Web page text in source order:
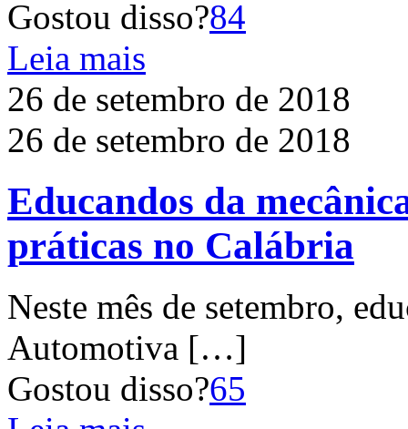
Gostou disso?84
Leia mais
26 de setembro de 2018
26 de setembro de 2018
Educandos da
práticas no Calábria
Neste mês de setembro,
Automotiva […]
Gostou disso?65